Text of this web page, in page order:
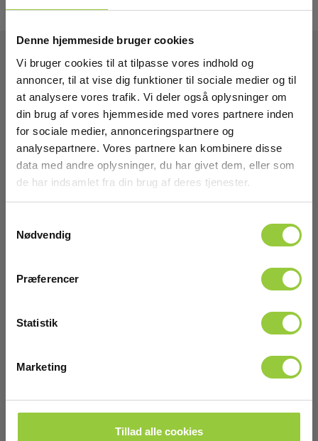
Denne hjemmeside bruger cookies
Vi bruger cookies til at tilpasse vores indhold og
annoncer, til at vise dig funktioner til sociale medier og til
at analysere vores trafik. Vi deler også oplysninger om
din brug af vores hjemmeside med vores partnere inden
for sociale medier, annonceringspartnere og
analysepartnere. Vores partnere kan kombinere disse
data med andre oplysninger, du har givet dem, eller som
de har indsamlet fra din brug af deres tjenester.
Nødvendig
Præferencer
Statistik
Marketing
Tillad alle cookies
Tekniske Data:
Dimensioner
belastning
DC A område:
Andet
DC mv Regulering:
1mV / 10 mV (afhængig af område)